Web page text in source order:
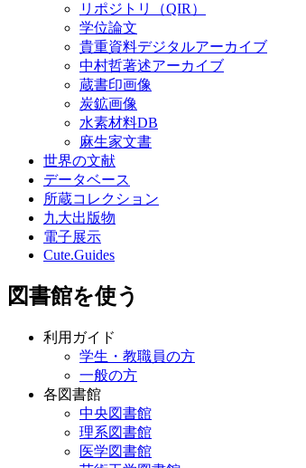
リポジトリ（QIR）
学位論文
貴重資料デジタルアーカイブ
中村哲著述アーカイブ
蔵書印画像
炭鉱画像
水素材料DB
麻生家文書
世界の文献
データベース
所蔵コレクション
九大出版物
電子展示
Cute.Guides
図書館を使う
利用ガイド
学生・教職員の方
一般の方
各図書館
中央図書館
理系図書館
医学図書館